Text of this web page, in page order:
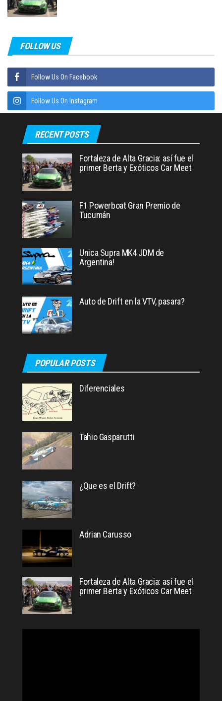
FOLLOW US
Follow Us On Facebook
Follow Us On Instagram
RECENT POSTS
Fortaleza de Alta Gracia: así fue el
primer Berta y Exóticos Car Meet
F1 Powerboat Gran Premio de
Tucumán
Unica Supra MK4 JDM de
Argentina!
Auto de Drift en la VTV, pasara?
POPULAR POSTS
Diferenciales
Tahio Gasparutti
¿Que es el Drift?
Adrian Carusso
Fortaleza de Alta Gracia: así fue el
primer Berta y Exóticos Car Meet